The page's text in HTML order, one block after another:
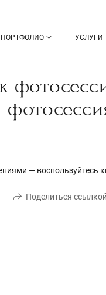
ПОРТФОЛИО УСЛУГИ
— воспользуйтесь
Поделиться ссылкой